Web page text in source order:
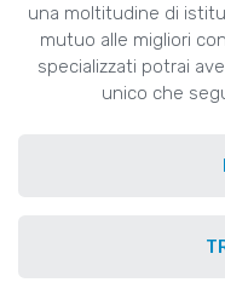
una moltitudine di
mutuo alle migliori
specializzati potrai
unico che